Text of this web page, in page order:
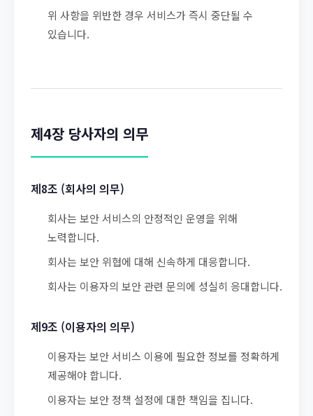
위 사항을 위반한 경우 서비스가 즉시 중단될 수
있습니다.
제4장 당사자의 의무
제8조 (회사의 의무)
회사는 보안 서비스의 안정적인 운영을 위해
노력합니다.
회사는 보안 위협에 대해 신속하게 대응합니다.
회사는 이용자의 보안 관련 문의에 성실히 응대합니다.
제9조 (이용자의 의무)
이용자는 보안 서비스 이용에 필요한 정보를 정확하게
제공해야 합니다.
이용자는 보안 정책 설정에 대한 책임을 집니다.